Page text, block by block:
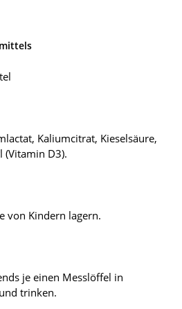
Kaliumcitrat, Kieselsäure,
(Vitamin D3).
von Kindern lagern.
je einen Messlöffel in
trinken.